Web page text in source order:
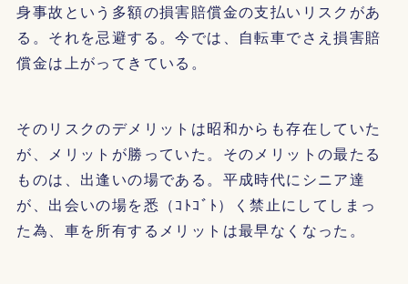
身事故という多額の損害賠償金の支払いリスクがあ
る。それを忌避する。今では、自転車でさえ損害賠
償金は上がってきている。
そのリスクのデメリットは昭和からも存在していた
が、メリットが勝っていた。そのメリットの最たる
ものは、出逢いの場である。平成時代にシニア達
が、出会いの場を悉（ｺﾄｺﾞﾄ）く禁止にしてしまっ
た為、車を所有するメリットは最早なくなった。